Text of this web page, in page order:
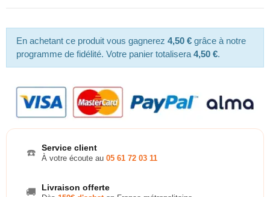
En achetant ce produit vous gagnerez 4,50 € grâce à notre
programme de fidélité. Votre panier totalisera 4,50 €.
☎️ Service client
À votre écoute au 05 61 72 03 11
🚚 Livraison offerte